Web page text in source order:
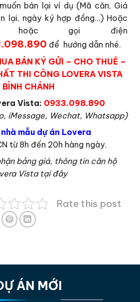
bán lại ví dụ (Mã căn, Giá
lại, ngày ký hợp đồng…) Hoặc
hoặc gọi điện
để hướng dẫn nhé.
BÁN KÝ GỬI – CHO THUÊ –
THI CÔNG LOVERA VISTA
BÌNH CHÁNH
Vista: 0933.098.890
iMessage, Wechat, Whatsapp)
nhà mẫu dự án Lovera
từ 8h đến 20h hàng ngày.
bảng giá, thông tin căn hộ
Vista tại đây
Rate this post
ÁN MỚI